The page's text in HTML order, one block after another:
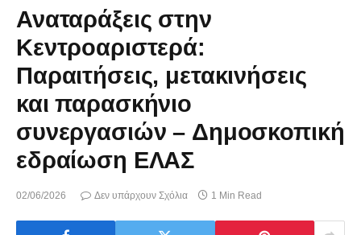
Αναταράξεις στην
Κεντροαριστερά:
Παραιτήσεις, μετακινήσεις
και παρασκήνιο
συνεργασιών – Δημοσκοπική
εδραίωση ΕΛΑΣ
02/06/2026 Δεν υπάρχουν Σχόλια 1 Min Read